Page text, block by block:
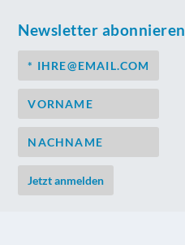
Newsletter abonnieren